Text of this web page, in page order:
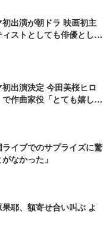
出演が朝ドラ 映画初主
ストとしても俳優として
出演決定 今田美桜ヒロ
作曲家役「とても嬉しく
イブでのサプライズに驚
なかった」
耶、額寄せ合い叫ぶ よ